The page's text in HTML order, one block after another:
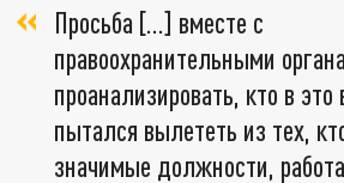
Просьба […] вместе с
правоохранительными
проанализировать, кто в это
пытался вылететь из тех,
значимые должности,